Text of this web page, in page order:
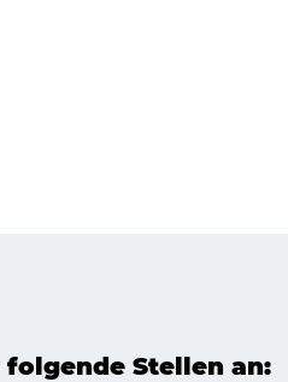
Stellen an: